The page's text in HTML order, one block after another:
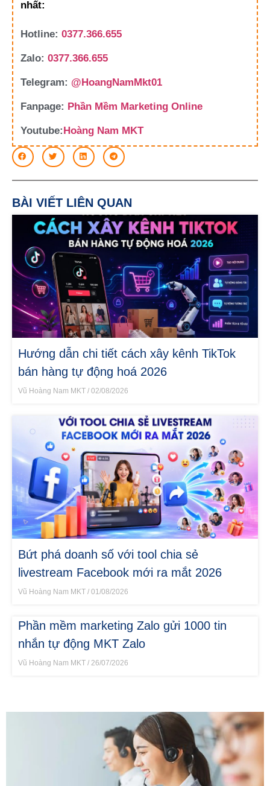
nhất:
Hotline: 0377.366.655
Zalo: 0377.366.655
Telegram: @HoangNamMkt01
Fanpage: Phần Mềm Marketing Online
Youtube:Hoàng Nam MKT
BÀI VIẾT LIÊN QUAN
Hướng dẫn chi tiết cách xây kênh TikTok
bán hàng tự động hoá 2026
Vũ Hoàng Nam MKT 02/08/2026
Bứt phá doanh số với tool chia sẻ
livestream Facebook mới ra mắt 2026
Vũ Hoàng Nam MKT 01/08/2026
Phần mềm marketing Zalo gửi 1000 tin
nhắn tự động MKT Zalo
Vũ Hoàng Nam MKT 26/07/2026